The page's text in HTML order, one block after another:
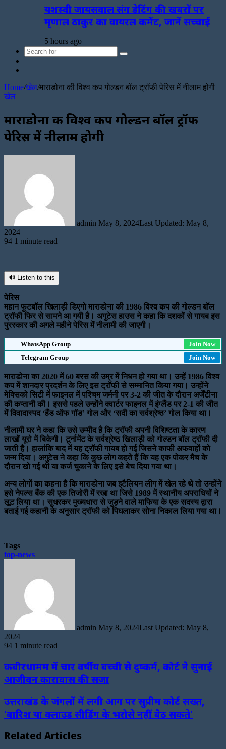
यशस्वी जायसवाल संग डेटिंग की खबरों पर
मृणाल ठाकुर का वायरल कमेंट, जानें सच्चाई
5 hours ago
Search
Home/खेल/माराडोना की विश्व कप गोल्डन बॉल ट्रॉफी पेरिस में नीलाम होगी
खेल
माराडोना की विश्व कप गोल्डन बॉल ट्रॉफी
पेरिस में नीलाम होगी
admin May 8, 2024Last Updated: May 8,
2024
94 1 minute read
🔊 Listen to this
पेरिस
महान फुटबॉल खिलाड़ी डिएगो माराडोना की 1986 विश्व कप की गोल्डन बॉल
ट्रॉफी फिर से सामने आ गयी है। अगुटेस हाउस ने कहा कि दशकों से गायब इस
पुरस्कार की अगले महीने पेरिस में नीलामी की जाएगी।
WhatsApp Group
Join Now
Telegram Group
Join Now
माराडोना का 2020 में 60 बरस की उम्र में निधन हो गया था। उन्हें 1986 विश्व
कप में शानदार प्रदर्शन के लिए इस ट्रॉफी से सम्मानित किया गया। उन्होंने
मेक्सिको सिटी में फाइनल में पश्चिम जर्मनी पर 3-2 की जीत के दौरान अर्जेंटीना
की कप्तानी की। इससे पहले उन्होंने क्वार्टर फाइनल में इंग्लैंड पर 2-1 की जीत
में विवादास्पद ‘हैंड ऑफ गॉड’ गोल और ‘सदी का सर्वश्रेष्ठ’ गोल किया था।
नीलामी घर ने कहा कि उसे उम्मीद है कि ट्रॉफी अपनी विशिष्टता के कारण
लाखों यूरो में बिकेगी। टूर्नामेंट के सर्वश्रेष्ठ खिलाड़ी को गोल्डन बॉल ट्रॉफी दी
जाती है। हालांकि बाद में यह ट्रॉफी गायब हो गई जिसने काफी अफवाहों को
जन्म दिया। अगुटेस ने कहा कि कुछ लोग कहते हैं कि यह एक पोकर मैच के
दौरान खो गई थी या कर्ज चुकाने के लिए इसे बेच दिया गया था।
अन्य लोगों का कहना है कि माराडोना जब इटैलियन लीग में खेल रहे थे तो उन्होंने
इसे नेपल्स बैंक की एक तिजोरी में रखा था जिसे 1989 में स्थानीय अपराधियों ने
लूट लिया था। सुधरकर मुख्यधारा से जुड़ने वाले माफिया के एक सदस्य द्वारा
बताई गई कहानी के अनुसार ट्रॉफी को पिघलाकर सोना निकाल लिया गया था।
Tags
top-news
admin May 8, 2024Last Updated: May 8,
2024
94 1 minute read
कबीरधामम में चार वर्षीय बच्ची से दुष्कर्म, कोर्ट ने सुनाई
आजीवन कारावास की सजा
उत्तराखंड के जंगलों में लगी आग पर सुप्रीम कोर्ट सख्त,
'बारिश या क्लाउड सीडिंग के भरोसे नहीं बैठ सकते'
Related Articles